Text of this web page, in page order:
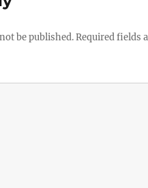
be published.Required fields